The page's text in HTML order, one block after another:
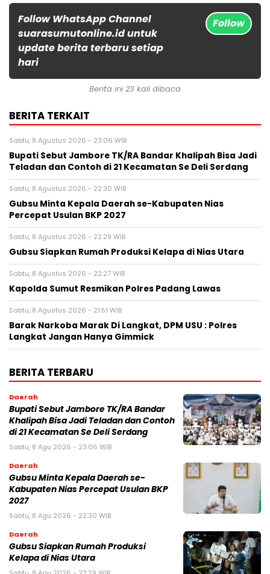
Follow WhatsApp Channel
suarasumutonline.id untuk
update berita terbaru setiap
hari
Follow
Berita ini 23 kali dibaca
BERITA TERKAIT
Sabtu, 8 Agustus 2026 - 23:06 WIB
Bupati Sebut Jambore TK/RA Bandar Khalipah Bisa Jadi
Teladan dan Contoh di 21 Kecamatan Se Deli Serdang
Sabtu, 8 Agustus 2026 - 22:30 WIB
Gubsu Minta Kepala Daerah se-Kabupaten Nias
Percepat Usulan BKP 2027
Sabtu, 8 Agustus 2026 - 22:29 WIB
Gubsu Siapkan Rumah Produksi Kelapa di Nias Utara
Sabtu, 8 Agustus 2026 - 22:27 WIB
Kapolda Sumut Resmikan Polres Padang Lawas
Sabtu, 8 Agustus 2026 - 21:51 WIB
Barak Narkoba Marak Di Langkat, DPM USU : Polres
Langkat Jangan Hanya Gimmick
BERITA TERBARU
Daerah
Bupati Sebut Jambore TK/RA Bandar
Khalipah Bisa Jadi Teladan dan Contoh
di 21 Kecamatan Se Deli Serdang
Sabtu, 8 Agu 2026 - 23:06 WIB
Daerah
Gubsu Minta Kepala Daerah se-
Kabupaten Nias Percepat Usulan BKP
2027
Sabtu, 8 Agu 2026 - 22:30 WIB
Daerah
Gubsu Siapkan Rumah Produksi
Kelapa di Nias Utara